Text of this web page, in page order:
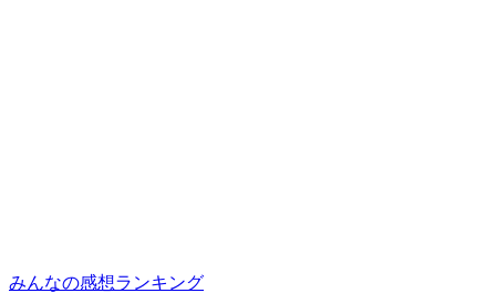
みんなの感想ランキング